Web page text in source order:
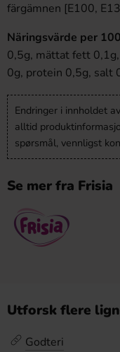
färgämnen [E100,
Näringsvärde per
0,5g, mättat fett
0g, protein 0,5g, salt
Endringer i innholdet
alltid
spørsmål, vennligst
Se mer fra Frisia
Utforsk flere
Godteri